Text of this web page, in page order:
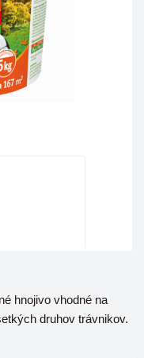
hnojivo vhodné na
druhov trávnikov.